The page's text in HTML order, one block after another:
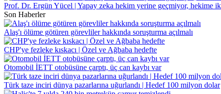
Prof. Dr. Ergün Yücel | Yapay zeka hekim yerine geçmiyor, hekime
Son Haberler
Alaş'ı ölüme götüren görevliler hakkında soruşturma açılmalı
CHP'ye fezleke kıskacı | Özel ve Ağbaba hedefte
Otomobil İETT otobüsüne çarptı, üç can kaybı var
Türk taze inciri dünya pazarlarına uğurlandı | Hedef 100 milyon dolar